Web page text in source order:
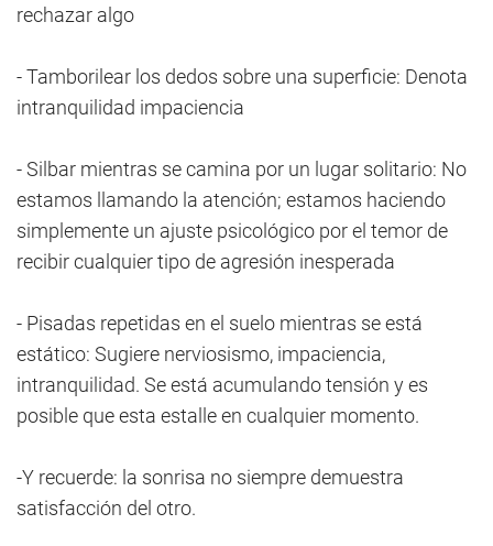
rechazar algo
- Tamborilear los dedos sobre una superficie: Denota
intranquilidad impaciencia
- Silbar mientras se camina por un lugar solitario: No
estamos llamando la atención; estamos haciendo
simplemente un ajuste psicológico por el temor de
recibir cualquier tipo de agresión inesperada
- Pisadas repetidas en el suelo mientras se está
estático: Sugiere nerviosismo, impaciencia,
intranquilidad. Se está acumulando tensión y es
posible que esta estalle en cualquier momento.
-Y recuerde: la sonrisa no siempre demuestra
satisfacción del otro.